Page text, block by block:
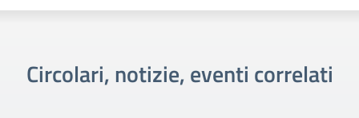
Circolari, notizie, eventi correlati